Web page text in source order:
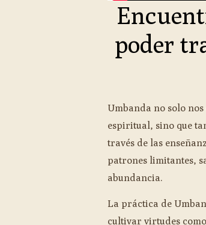
poder
Umbanda no solo
espiritual, sino que
través de las
patrones limitantes,
abundancia.
La práctica de
cultivar virtudes